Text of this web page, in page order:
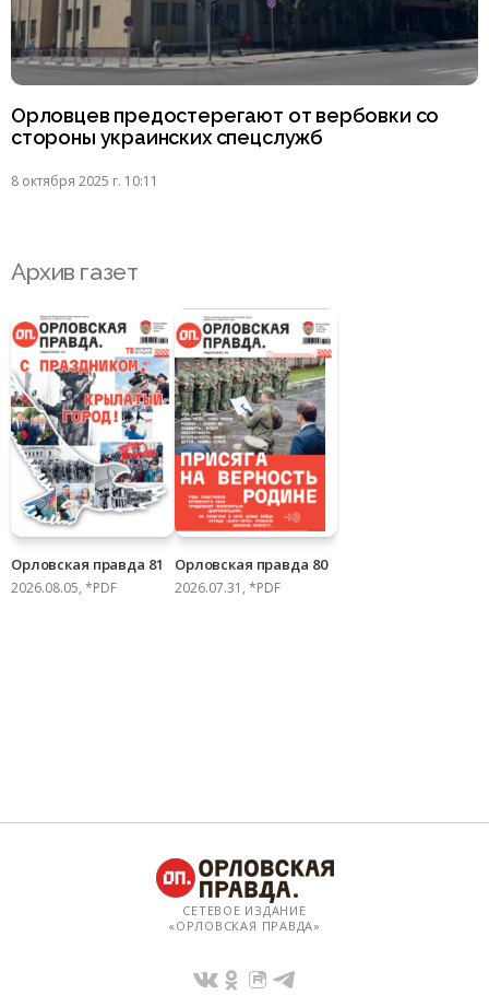
Орловцев предостерегают от вербовки со
стороны украинских спецслужб
8 октября 2025 г. 10:11
Архив газет
Орловская правда 81
2026.08.05, *PDF
Орловская правда 80
2026.07.31, *PDF
СЕТЕВОЕ ИЗДАНИЕ
«ОРЛОВСКАЯ ПРАВДА»